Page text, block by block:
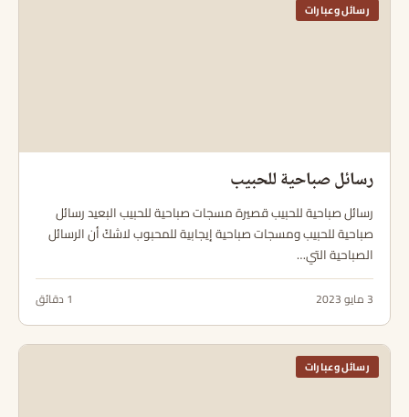
رسائل وعبارات
رسائل صباحية للحبيب
رسائل صباحية للحبيب قصيرة مسجات صباحية للحبيب البعيد رسائل
صباحية للحبيب ومسجات صباحية إيجابية للمحبوب لاشكّ أن الرسائل
الصباحية التي…
3 مايو 2023 1 دقائق
رسائل وعبارات